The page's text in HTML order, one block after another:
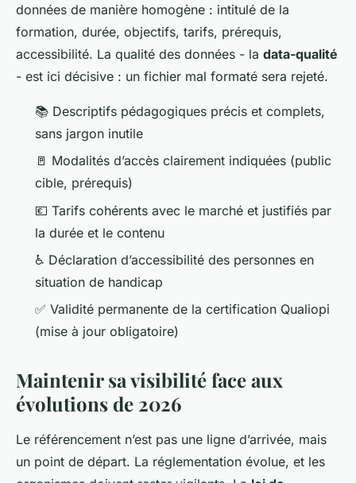
données de manière homogène : intitulé de la
formation, durée, objectifs, tarifs, prérequis,
accessibilité. La qualité des données - la data-qualité
- est ici décisive : un fichier mal formaté sera rejeté.
📚 Descriptifs pédagogiques précis et complets,
sans jargon inutile
🚪 Modalités d’accès clairement indiquées (public
cible, prérequis)
💶 Tarifs cohérents avec le marché et justifiés par
la durée et le contenu
♿ Déclaration d’accessibilité des personnes en
situation de handicap
✅ Validité permanente de la certification Qualiopi
(mise à jour obligatoire)
Maintenir sa visibilité face aux
évolutions de 2026
Le référencement n’est pas une ligne d’arrivée, mais
un point de départ. La réglementation évolue, et les